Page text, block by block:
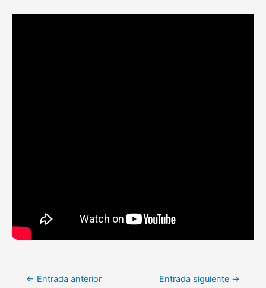
Navegación
← Entrada anterior Entrada siguiente →